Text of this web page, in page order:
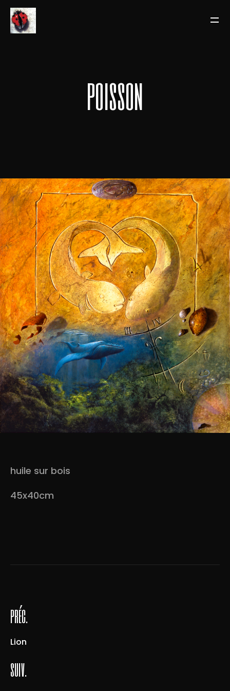
poisson
huile sur bois
45x40cm
préc.
Lion
suiv.